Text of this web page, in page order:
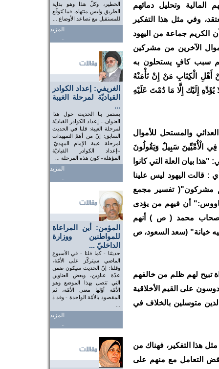
الخطير، وكلّ هذا وهو بداية
الطريق وليس منتهاه. فما يُتوقّع
للمستقبل مع تصاعد الأوضاع ...
المزيد
..
الغريفي: إعداد الكوادر
القياديّة لمرحلة الغيبة
...
يستمر بنا الحديث حول هذا
العنوان... إعداد الكوادر القياديّة
لمرحلة الغيبة: قلنا في الحديث
السابق: إنّ من أهمّ التمهيدات
لمرحلة غيبة الإمام المهديّ:
«إعداد الكوادر القياديّة
المؤهلة» كون هذه المرحلة ...
المزيد
..
المؤمن: أين المراعاة
للمواطنين ووزارة
الداخليّ ...
حديثنا - كما قلنا - في الأسبوع
الماضي سيتركّز على الأمّة،
وقلنا: إنّ الحديث سيكون ضمن
عدّة عناوين، وبعض العناوين
التي تتصل بهذا الموضع وهو
الأمّة أوّلها معنى الأمّة، ثم
المقصود بالأمّة الواحدة - وقد ذ
المزيد
..
وتحليل دمائهم
وفي مثل هذا التفكير
الكريم جماعة من اليهود
الآخرين من مشركين
سبب كافٍ يستحلون به
أَهْلِ الْكِتَابِ مَنْ إِنْ تَأْمَنْهُ
يُؤَدِّهِ إِلَيْك إِلَّا مَا دُمْتَ عَلَيْهِ
والمستحل للأموال
فِي الْأُمِّيِّينَ سَبِيلٌ وَيَقُولُونَ
بيان العلة التي كانوا
أي : قالت اليهود ليس علينا
مشركون"( تفسير مجمع
ابن طاووس:" أن فيهم من يؤدى
وأصحاب محمد ( ص ) أنهم
فيه خيانة" (سعد السعود، ص
تبيح لهم ظلم من خالفهم
على القيم الأخلاقية
متوسلين بالخلاف في
هذا التفكير، فهناك من
التعامل مع منهم على